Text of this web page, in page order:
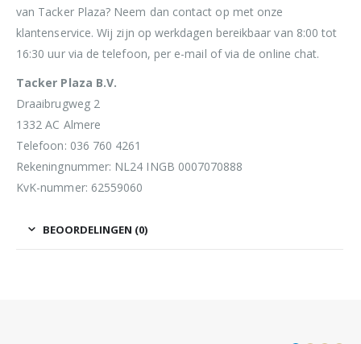
van Tacker Plaza? Neem dan contact op met onze
klantenservice. Wij zijn op werkdagen bereikbaar van 8:00 tot
16:30 uur via de telefoon, per e-mail of via de online chat.
Tacker Plaza B.V.
Draaibrugweg 2
1332 AC Almere
Telefoon: 036 760 4261
Rekeningnummer: NL24 INGB 0007070888
KvK-nummer: 62559060
BEOORDELINGEN (0)